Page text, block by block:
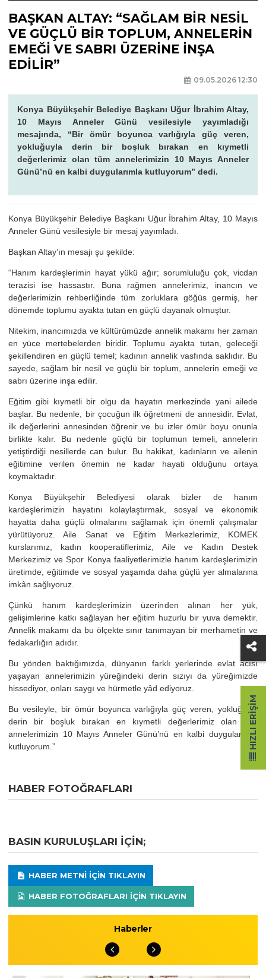
BAŞKAN ALTAY: “SAĞLAM BİR NESİL
VE GÜÇLÜ BİR TOPLUM, ANNELERİN
EMEĞİ VE SABRI ÜZERİNE İNŞA
EDİLİR”
09.05.2026 12:30
Konya Büyükşehir Belediye Başkanı Uğur İbrahim Altay,
10 Mayıs Anneler Günü vesilesiyle yayımladığı
mesajında, “Bir ömür boyunca varlığıyla güç veren,
yokluğuyla derin bir boşluk bırakan en kıymetli
değerlerimiz olan tüm annelerimizin 10 Mayıs Anneler
Günü’nü en kalbi duygularımla kutluyorum” dedi.
Konya Büyükşehir Belediye Başkanı Uğur İbrahim Altay, 10 Mayıs
Anneler Günü vesilesiyle bir mesaj yayımladı.
Başkan Altay’ın mesajı şu şekilde:
“Hanım kardeşlerimin hayat yükü ağır; sorumluluğu çok, vicdan
terazisi ise hassastır. Buna rağmen annelerimiz, inancın ve
değerlerimizin rehberliğinde tüm zorluklara göğüs germiş, her
dönemde toplumu ayakta tutan en güçlü dayanak olmuştur.
Nitekim, inancımızda ve kültürümüzde annelik makamı her zaman
en yüce mertebelerden biridir. Toplumu ayakta tutan, geleceği
şekillendiren en güçlü temel; kadının annelik vasfında saklıdır. Bu
sayede, sağlam bir nesil ve güçlü bir toplum, annelerin emeği ve
sabrı üzerine inşa edilir.
Eğitim gibi kıymetli bir olgu da hayatın merkezinde yani ailede
başlar. Bu nedenle, bir çocuğun ilk öğretmeni de annesidir. Evlat,
ilk değerlerini annesinden öğrenir ve bu izler ömür boyu onunla
birlikte kalır. Bu nedenle güçlü bir toplumun temeli, annelerin
yetiştirdiği nesillerde can bulur. Bu hakikat, kadınların ve ailenin
eğitimine verilen önemin ne kadar hayati olduğunu ortaya
koymaktadır.
Konya Büyükşehir Belediyesi olarak bizler de hanım
kardeşlerimizin hayatını kolaylaştırmak, sosyal ve ekonomik
hayatta daha güçlü olmalarını sağlamak için önemli çalışmalar
yürütüyoruz. Aile Sanat ve Eğitim Merkezlerimiz, KOMEK
kurslarımız, kadın kooperatiflerimiz, Aile ve Kadın Destek
Merkezimiz ve Spor Konya faaliyetlerimizle hanım kardeşlerimizin
üretimde, eğitimde ve sosyal yaşamda daha güçlü yer almalarına
imkân sağlıyoruz.
Çünkü hanım kardeşlerimizin üzerinden alınan her yük,
gelişimlerine katkı sağlayan her eğitim huzurlu bir yuva demektir.
Annelik makamı da bu ölçekte sınır tanımayan bir merhametin ve
fedakarlığın adıdır.
Bu yönden baktığımızda, dünyanın farklı yerlerinde evlat acısı
yaşayan annelerimizin yüreğindeki derin sızıyı da yüreğimizde
hissediyor, onları saygı ve hürmetle yâd ediyoruz.
Bu vesileyle, bir ömür boyunca varlığıyla güç veren, yokluğuyla
derin bir boşluk bırakan en kıymetli değerlerimiz olan tüm
annelerimizin 10 Mayıs Anneler Günü’nü en kalbi duygularımla
kutluyorum.”
HABER FOTOĞRAFLARI
BASIN KURULUŞLARI IÇIN;
HABER METNI IÇIN TIKLAYIN
HABER FOTOĞRAFLARI IÇIN TIKLAYIN
Haberler
HIZLI ERIŞIM